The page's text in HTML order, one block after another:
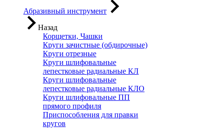
Абразивный инструмент
Назад
Корщетки, Чашки
Круги зачистные (обдирочные)
Круги отрезные
Круги шлифовальные
лепестковые радиальные КЛ
Круги шлифовальные
лепестковые радиальные КЛО
Круги шлифовальные ПП
прямого профиля
Приспособления для правки
кругов